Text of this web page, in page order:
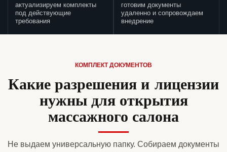
актуализируем комплекты
под действующие
требования
готовим документы
удаленно и сопровождаем
внедрение
КОМПЛЕКТ ДОКУМЕНТОВ
Какие разрешения и лицензии
нужны для открытия
массажного салона
Не выдаем универсальную папку. Собираем документы